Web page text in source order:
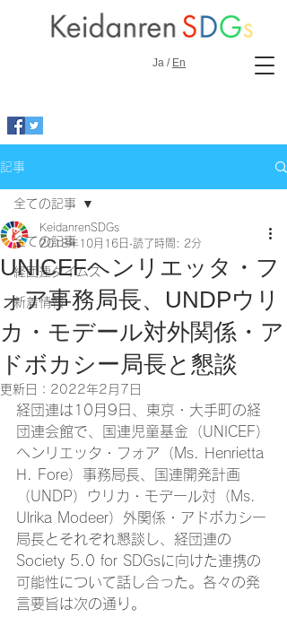
Ja / En
記事
全ての記事
経団連タイムス
新着情報
全ての記事
UNICEFヘンリエッタ・フ
ォア事務局長、UNDPウリ
カ・モデール対外関係・ア
ドボカシー局長と懇談
KeidanrenSDGs
2018年10月16日 読了時間: 2分
更新日： 2022年2月7日
経団連は10月9日、東京・大手町の経
団連会館で、国連児童基金（UNICEF）
ヘンリエッタ・フォア（Ms. Henrietta
H. Fore）事務局長、国連開発計画
（UNDP）ウリカ・モデール対（Ms.
Ulrika Modeer）外関係・アドボカシー
局長とそれぞれ懇談し、経団連の
Society 5.0 for SDGsに向けた連携の
可能性について話し合った。各々の発
言要旨は次の通り。